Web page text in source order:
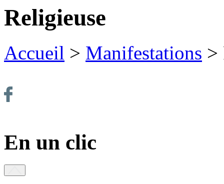
Religieuse
Accueil > Manifestations >
En un clic